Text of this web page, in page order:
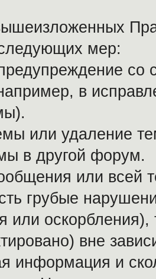
мер:
в
или удаление
в другой форум.
или всей
грубые
или
вне
информация и